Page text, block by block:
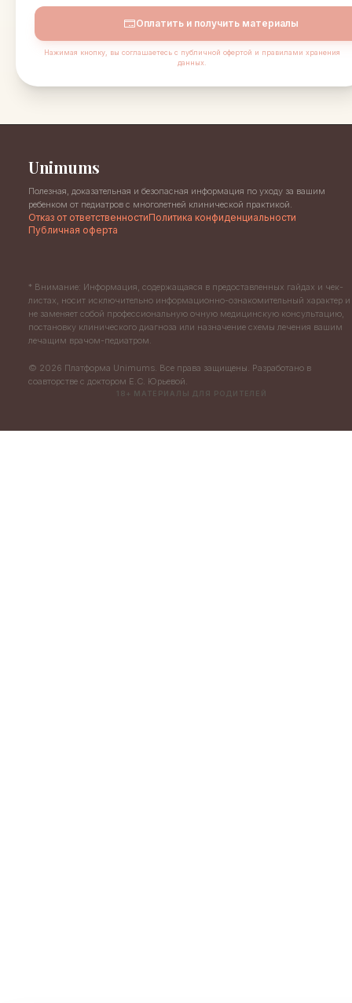
Оплатить и получить материалы
Нажимая кнопку, вы соглашаетесь с публичной офертой и правилами хранения
данных.
Unimums
Полезная, доказательная и безопасная информация по уходу за вашим
ребенком от педиатров с многолетней клинической практикой.
Отказ от ответственностиПолитика конфиденциальности
Публичная оферта
* Внимание: Информация, содержащаяся в предоставленных гайдах и чек-
листах, носит исключительно информационно-ознакомительный характер и
не заменяет собой профессиональную очную медицинскую консультацию,
постановку клинического диагноза или назначение схемы лечения вашим
лечащим врачом-педиатром.
© 2026 Платформа Unimums. Все права защищены. Разработано в
соавторстве с доктором Е.С. Юрьевой.
18+ МАТЕРИАЛЫ ДЛЯ РОДИТЕЛЕЙ